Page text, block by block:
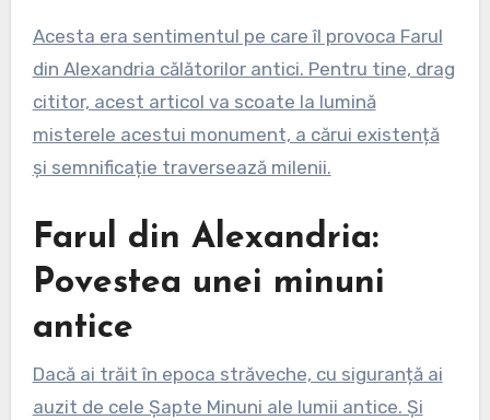
Acesta era sentimentul pe care îl provoca Farul
din Alexandria călătorilor antici. Pentru tine, drag
cititor, acest articol va scoate la lumină
misterele acestui monument, a cărui existență
și semnificație traversează milenii.
Farul din Alexandria:
Povestea unei minuni
antice
Dacă ai trăit în epoca străveche, cu siguranță ai
auzit de cele Șapte Minuni ale lumii antice. Și